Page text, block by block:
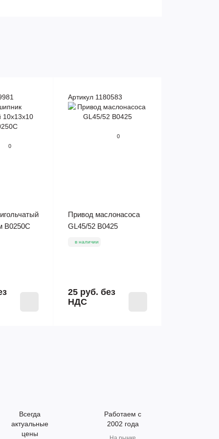
0
B0250C
Артикул 1180583
0
Привод маслонасоса
GL45/52 B0425
в наличии
25 руб. без
НДС
Всегда
актуальные
цены
Работаем с
2002 года